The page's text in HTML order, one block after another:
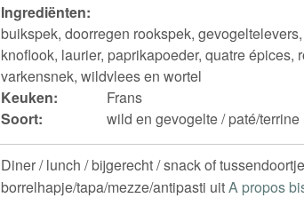
Ingrediënten:
buikspek, doorregen rookspek,
knoflook, laurier, paprikapoeder, quatre épices,
varkensnek, wildvlees en wortel
Keuken:
Frans
Soort:
wild en gevogelte / paté/terrine
Diner / lunch / bijgerecht / snack of
borrelhapje/tapa/mezze/antipasti uitA propos